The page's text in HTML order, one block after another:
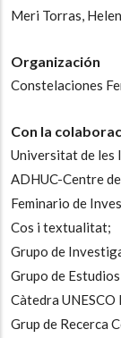
Meri Torras,
Organización
Constelaciones
Con la
Universitat de les
ADHUC-Centre
Feminario de
Cos i textualitat;
Grupo de
Grupo de
Càtedra
Grup de Recerca